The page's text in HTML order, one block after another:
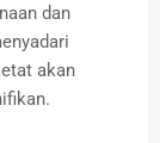
dan
akan